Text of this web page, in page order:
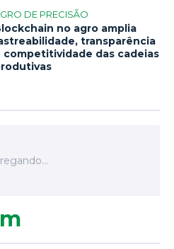
DE PRECISÃO
no agro amplia
transparência
competitividade das cadeias